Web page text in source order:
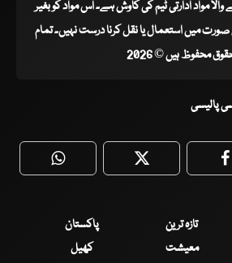
والا مواد ادارتی ٹیم کی کاوش ہے۔ اس مواد کو بغیر
میں استعمال یا نقل کرنا درست نہیں۔ تمام
محفوظ ہیں © 2026
پالیسی
WhatsApp Twitter
تازہ ترین
پاکستان
معیشت
کھیل